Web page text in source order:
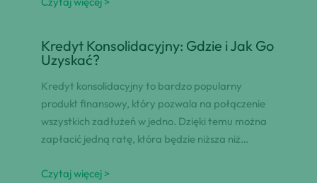
Kredyt Konsolidacyjny: Gdzie i Jak Go
Uzyskać?
Kredyt konsolidacyjny to bardzo popularny
produkt finansowy, który pozwala na połączenie
wszystkich zadłużeń w jedno. Dzięki temu można
zapłacić jedną ratę, która będzie niższa niż…
Czytaj więcej >